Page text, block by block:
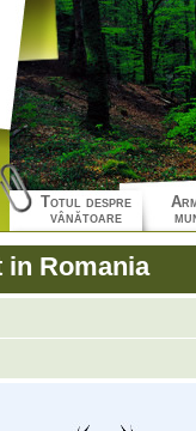
Totul despre
vânătoare
in Romania